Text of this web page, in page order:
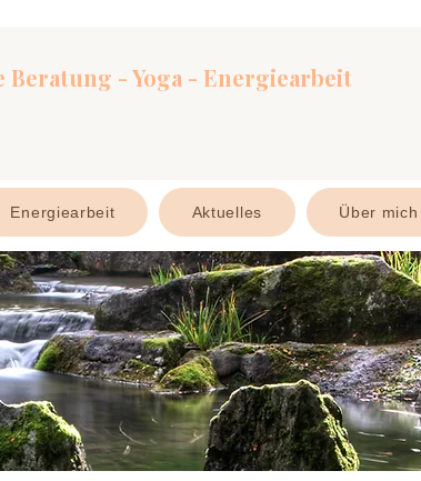
Beratung - Yoga - Energiearbeit
Energiearbeit Aktuelles Über mich